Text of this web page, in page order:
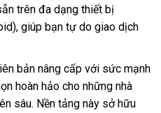
trên đa dạng thiết bị
giúp bạn tự do giao dịch
bản nâng cấp với sức mạnh
hoàn hảo cho những nhà
sâu. Nền tảng này sở hữu